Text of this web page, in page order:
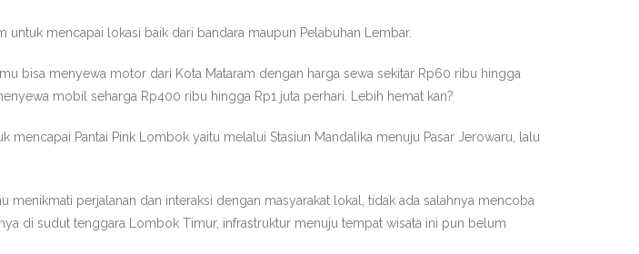
untuk mencapai lokasi baik dari bandara maupun Pelabuhan Lembar.
bisa menyewa motor dari Kota Mataram dengan harga sewa sekitar Rp60 ribu hingga
mobil seharga Rp400 ribu hingga Rp1 juta perhari. Lebih hemat kan?
Pantai Pink Lombok yaitu melalui Stasiun Mandalika menuju Pasar Jerowaru, lalu
menikmati perjalanan dan interaksi dengan masyarakat lokal, tidak ada salahnya mencoba
di sudut tenggara Lombok Timur, infrastruktur menuju tempat wisata ini pun belum